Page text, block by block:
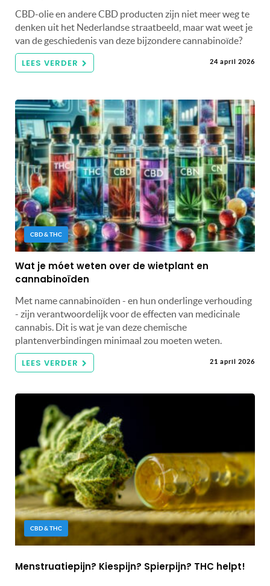
CBD-olie en andere CBD producten zijn niet meer weg te
denken uit het Nederlandse straatbeeld, maar wat weet je
van de geschiedenis van deze bijzondere cannabinoïde?
LEES VERDER 24 april 2026
CBD & THC
Wat je móet weten over de wietplant en
cannabinoïden
Met name cannabinoïden - en hun onderlinge verhouding
- zijn verantwoordelijk voor de effecten van medicinale
cannabis. Dit is wat je van deze chemische
plantenverbindingen minimaal zou moeten weten.
LEES VERDER 21 april 2026
CBD & THC
Menstruatiepijn? Kiespijn? Spierpijn? THC helpt!